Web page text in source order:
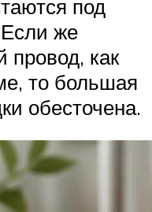
под
же
провод, как
то большая
обесточена.